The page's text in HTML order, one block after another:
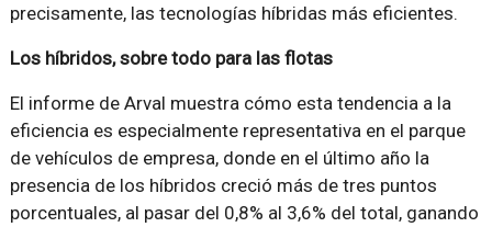
precisamente, las tecnologías híbridas más eficientes.
Los híbridos, sobre todo para las flotas
El informe de Arval muestra cómo esta tendencia a la
eficiencia es especialmente representativa en el parque
de vehículos de empresa, donde en el último año la
presencia de los híbridos creció más de tres puntos
porcentuales, al pasar del 0,8% al 3,6% del total, ganando